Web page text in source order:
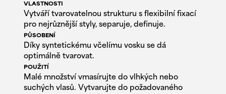
VLASTNOSTI
Vytváří tvarovatelnou strukturu s flexibilní fixací
pro nejrůznější styly, separuje, definuje.
PŮSOBENÍ
Díky syntetickému včelímu vosku se dá
optimálně tvarovat.
POUŽITÍ
Malé množství vmasírujte do vlhkých nebo
suchých vlasů. Vytvarujte do požadovaného